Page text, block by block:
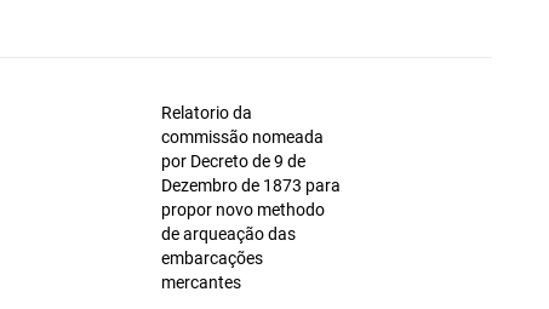
Relatorio da
commissão nomeada
por Decreto de 9 de
Dezembro de 1873 para
propor novo methodo
de arqueação das
embarcações
mercantes